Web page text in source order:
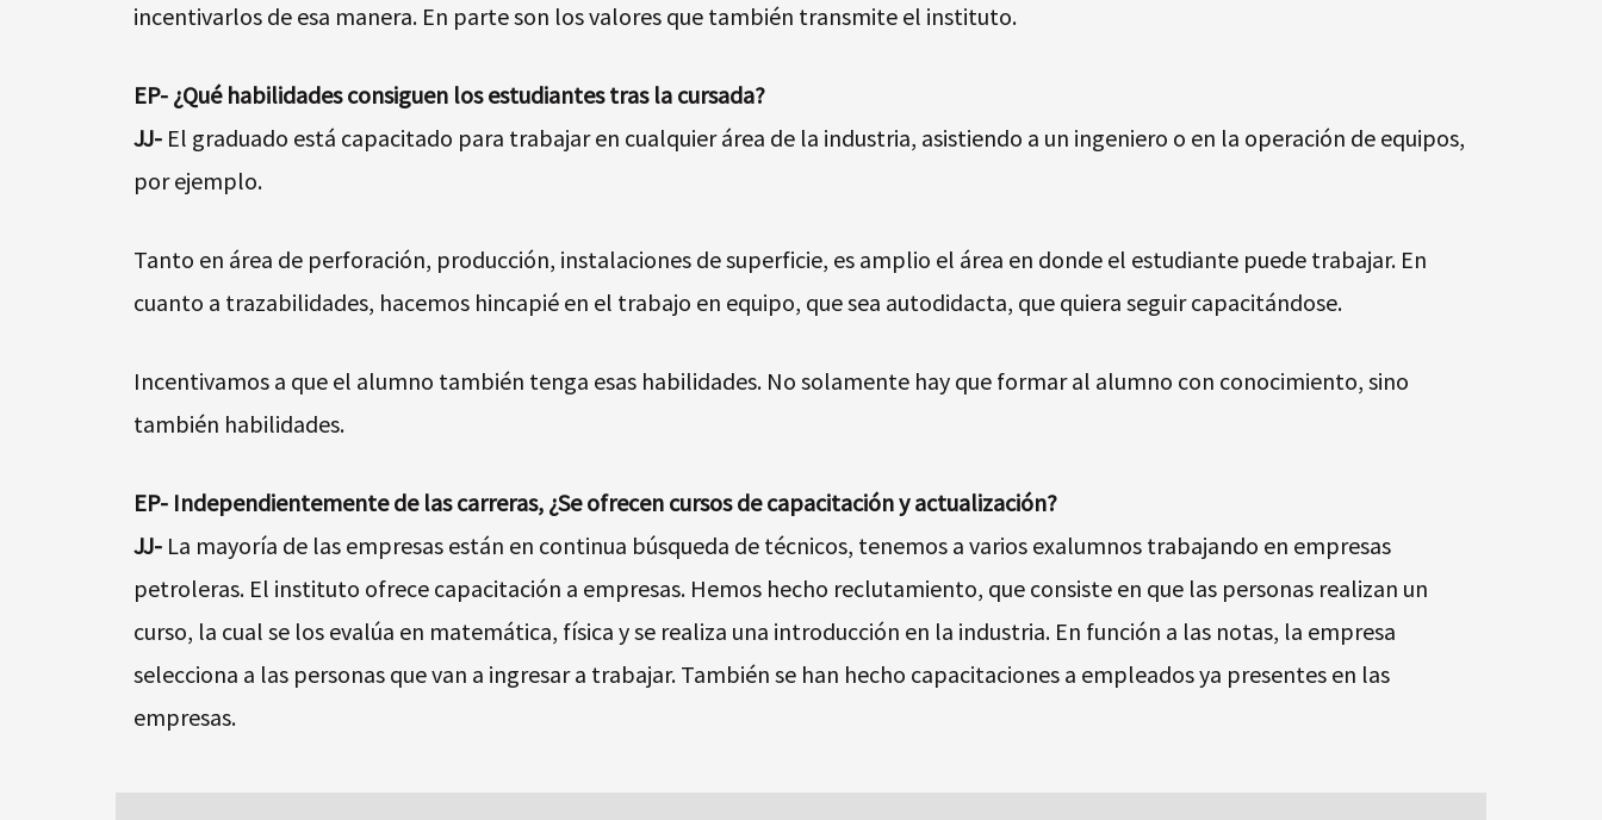
incentivarlos de esa manera. En parte son los valores que también transmite el instituto.
EP- ¿Qué habilidades consiguen los estudiantes tras la cursada?
JJ- El graduado está capacitado para trabajar en cualquier área de la industria, asistiendo a un ingeniero o en la operación de equipos,
por ejemplo.
Tanto en área de perforación, producción, instalaciones de superficie, es amplio el área en donde el estudiante puede trabajar. En
cuanto a trazabilidades, hacemos hincapié en el trabajo en equipo, que sea autodidacta, que quiera seguir capacitándose.
Incentivamos a que el alumno también tenga esas habilidades. No solamente hay que formar al alumno con conocimiento, sino
también habilidades.
EP- Independientemente de las carreras, ¿Se ofrecen cursos de capacitación y actualización?
JJ- La mayoría de las empresas están en continua búsqueda de técnicos, tenemos a varios exalumnos trabajando en empresas
petroleras. El instituto ofrece capacitación a empresas. Hemos hecho reclutamiento, que consiste en que las personas realizan un
curso, la cual se los evalúa en matemática, física y se realiza una introducción en la industria. En función a las notas, la empresa
selecciona a las personas que van a ingresar a trabajar. También se han hecho capacitaciones a empleados ya presentes en las
empresas.